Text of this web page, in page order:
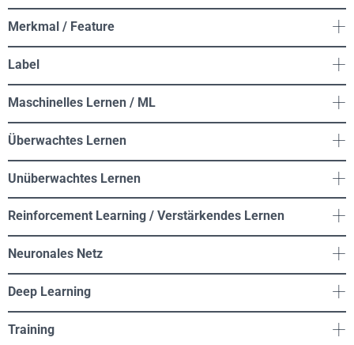
Merkmal / Feature
Label
Maschinelles Lernen / ML
Überwachtes Lernen
Unüberwachtes Lernen
Reinforcement Learning / Verstärkendes Lernen
Neuronales Netz
Deep Learning
Training